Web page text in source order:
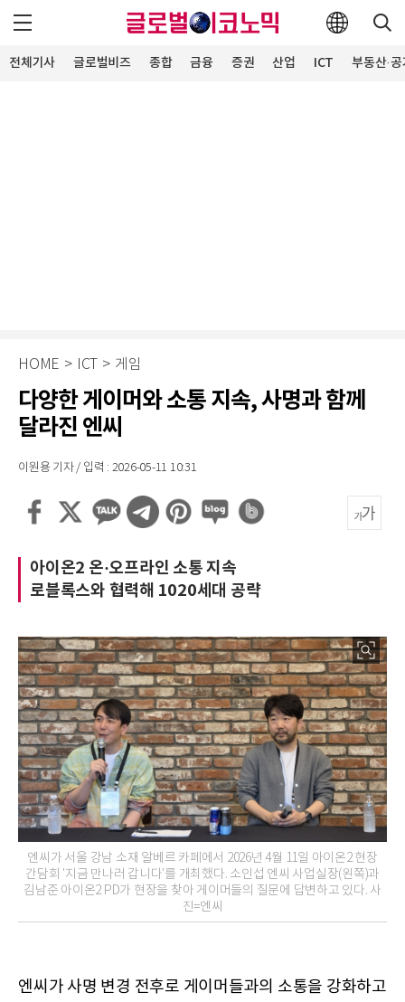
전체기사 글로벌비즈 종합 금융 증권 산업 ICT 부동산·
HOME > ICT > 게임
다양한 게이머와 소통 지속, 사명과 함께
달라진 엔씨
이원용 기자 / 입력 : 2026-05-11 10:31
아이온2 온·오프라인 소통 지속
로블록스와 협력해 1020세대 공략
엔씨가 서울 강남 소재 알베르 카페에서 2026년 4월 11일 아이온2 현장
간담회 '지금 만나러 갑니다'를 개최했다. 소인섭 엔씨 사업실장(왼쪽)과
김남준 아이온2 PD가 현장을 찾아 게이머들의 질문에 답변하고 있다. 사
진=엔씨
엔씨가 사명 변경 전후로 게이머들과의 소통을 강화하고